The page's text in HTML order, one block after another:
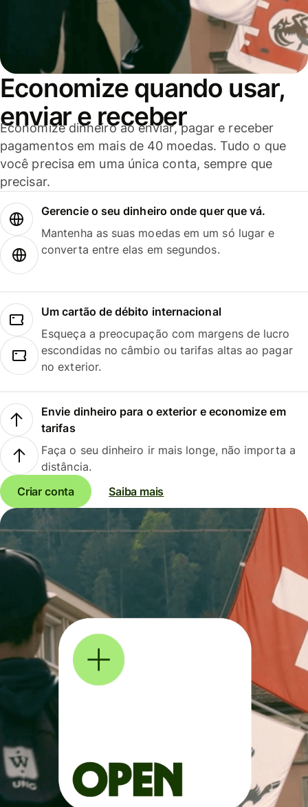
Economize quando usar,
enviar e receber
Economize dinheiro ao enviar, pagar e receber
pagamentos em mais de 40 moedas. Tudo o que
você precisa em uma única conta, sempre que
precisar.
Gerencie o seu dinheiro onde quer que vá.
Mantenha as suas moedas em um só lugar e
converta entre elas em segundos.
Um cartão de débito internacional
Esqueça a preocupação com margens de lucro
escondidas no câmbio ou tarifas altas ao pagar
no exterior.
Envie dinheiro para o exterior e economize em
tarifas
Faça o seu dinheiro ir mais longe, não importa a
distância.
Criar conta
Saiba mais